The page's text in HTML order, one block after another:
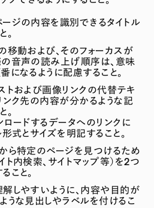
ジの内容を識別できるタイトル
。
移動および、そのフォーカスが
音声の読み上げ順序は、意味
になるように配慮すること。
トおよび画像リンクの代替テキ
ンク先の内容が分かるような記
。
ロードするデータへのリンクに
形式とサイズを明記すること。
ら特定のページを見つけるため
ト内検索、サイトマップ等）を2つ
こと。
しやすいように、内容や目的が
うな見出しやラベルを付けるこ